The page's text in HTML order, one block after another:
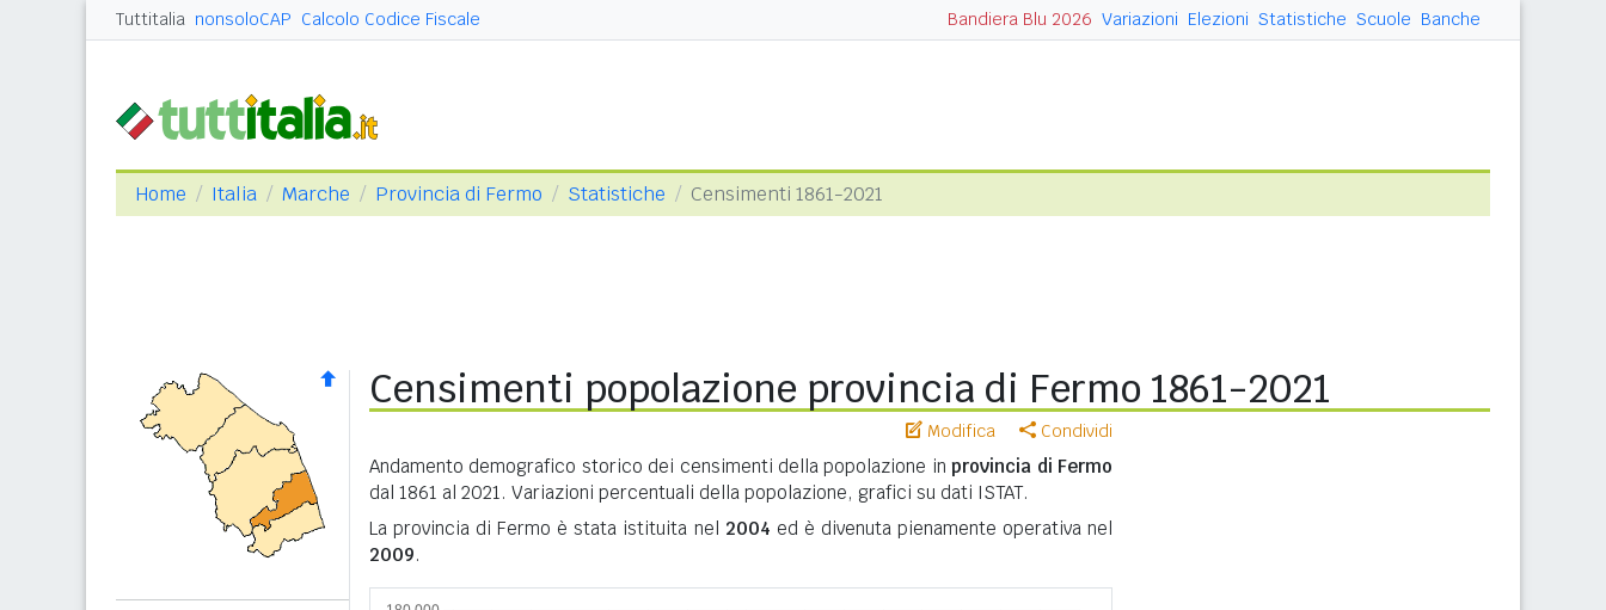
Tuttitalia nonsoloCAP Calcolo Codice Fiscale Bandiera Blu 2026 Variazioni Elezioni Statistiche Scuole Banche
Home Italia Marche Provincia di Fermo Statistiche Censimenti 1861-2021
Censimenti popolazione provincia di Fermo 1861-2021
Modifica Condividi
Andamento demografico storico dei censimenti della popolazione inprovincia di Fermo
dal 1861 al 2021. Variazioni percentuali della popolazione, grafici su dati ISTAT.
La provincia di Fermo è stata istituita nel 2004 ed è divenuta pienamente operativa nel
2009.